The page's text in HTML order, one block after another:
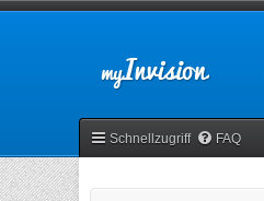
Schnellzugriff FAQ